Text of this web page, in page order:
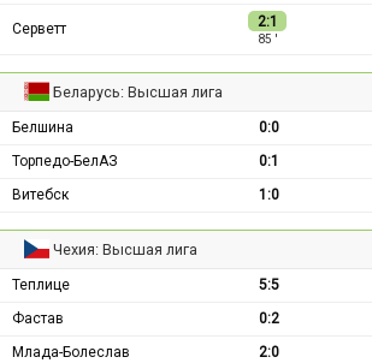
Серветт 2:1
85 ′
Беларусь: Высшая лига
Белшина 0:0
Торпедо-БелАЗ
0:1
Витебск
1:0
Чехия: Высшая лига
Теплице 5:5
Фастав
0:2
Млада-Болеслав
2:0